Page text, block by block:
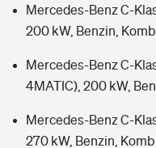
Mercedes-Benz C-
200 kW, Benzin,
Mercedes-Benz C-
4MATIC), 200 kW,
Mercedes-Benz C-
270 kW, Benzin,